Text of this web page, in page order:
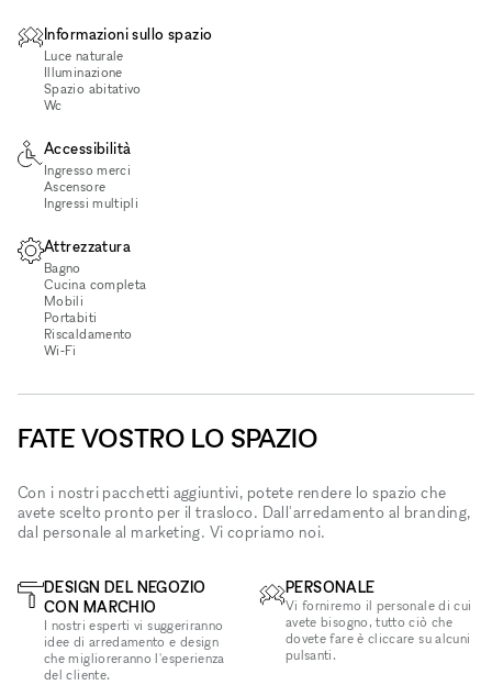
Informazioni sullo spazio
Luce naturale
Illuminazione
Spazio abitativo
Wc
Accessibilità
Ingresso merci
Ascensore
Ingressi multipli
Attrezzatura
Bagno
Cucina completa
Mobili
Portabiti
Riscaldamento
Wi‑Fi
FATE VOSTRO LO SPAZIO
Con i nostri pacchetti aggiuntivi, potete rendere lo spazio che
avete scelto pronto per il trasloco. Dall'arredamento al branding,
dal personale al marketing. Vi copriamo noi.
DESIGN DEL NEGOZIO
CON MARCHIO
I nostri esperti vi suggeriranno
idee di arredamento e design
che miglioreranno l'esperienza
del cliente.
PERSONALE
Vi forniremo il personale di cui
avete bisogno, tutto ciò che
dovete fare è cliccare su alcuni
pulsanti.